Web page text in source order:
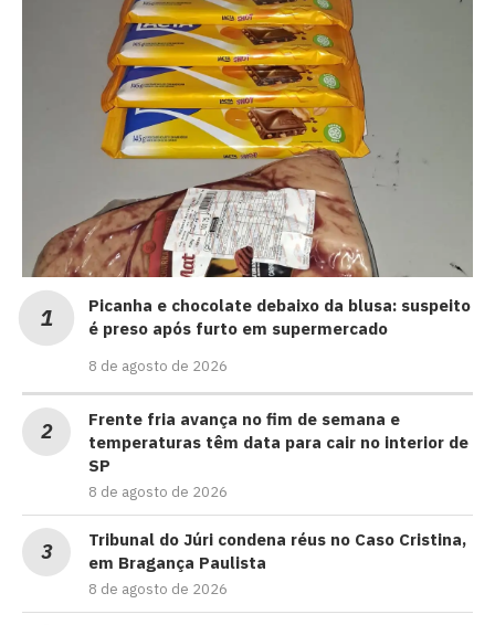
Picanha e chocolate debaixo da blusa: suspeito
é preso após furto em supermercado
8 de agosto de 2026
Frente fria avança no fim de semana e
temperaturas têm data para cair no interior de
SP
8 de agosto de 2026
Tribunal do Júri condena réus no Caso Cristina,
em Bragança Paulista
8 de agosto de 2026